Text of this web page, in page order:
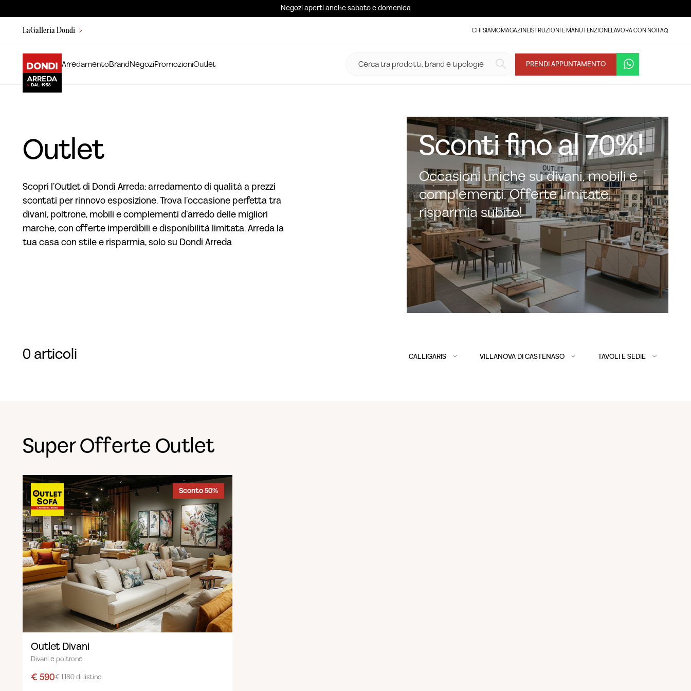
Negozi aperti anche sabato e domenica
LaGalleria Dondi CHI SIAMOMAGAZINEISTRUZIONI E MANUTENZIONELAVORA CON NOIFAQ
ArredamentoBrandNegoziPromozioniOutlet PRENDI APPUNTAMENTO
Outlet
Scopri l’Outlet di Dondi Arreda: arredamento di qualità a prezzi
scontati per rinnovo esposizione. Trova l’occasione perfetta tra
divani, poltrone, mobili e complementi d’arredo delle migliori
marche, con offerte imperdibili e disponibilità limitata. Arreda la
tua casa con stile e risparmia, solo su Dondi Arreda
Sconti fino al 70%!
Occasioni uniche su divani, mobili e
complementi. Offerte limitate,
risparmia subito!
0 articoli CALLIGARIS VILLANOVA DI CASTENASO TAVOLI E SEDIE
Super Offerte Outlet
Sconto 50%
Outlet Divani
Divani e poltrone
€ 590€ 1.180 di listino